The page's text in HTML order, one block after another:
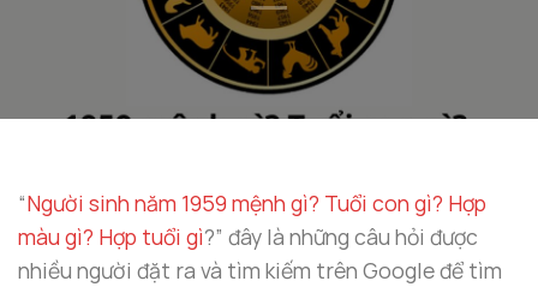
“Người sinh năm 1959 mệnh gì? Tuổi con gì? Hợp
màu gì? Hợp tuổi gì?” đây là những câu hỏi được
nhiều người đặt ra và tìm kiếm trên Google để tìm